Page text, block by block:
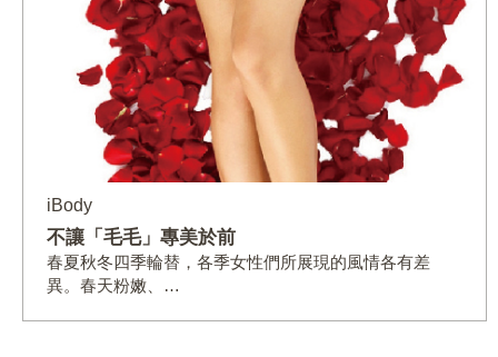
iBody
不讓「毛毛」專美於前
春夏秋冬四季輪替，各季女性們所展現的風情各有差
異。春天粉嫩、…